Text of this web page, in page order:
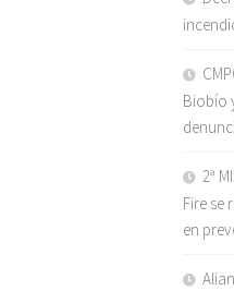
Biobío
2ª
Fire se
en